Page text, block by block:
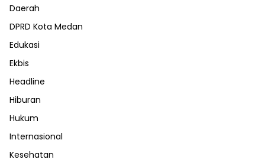
Daerah
DPRD Kota Medan
Edukasi
Ekbis
Headline
Hiburan
Hukum
Internasional
Kesehatan